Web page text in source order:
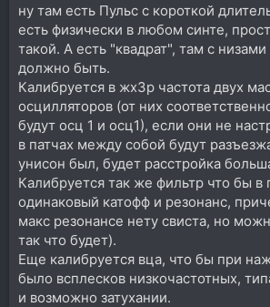
ну там есть Пульс с короткой
есть физически в любом синте,
такой. А есть "квадрат", там с
должно быть.
Калибруется в жх3р частота двух
осцилляторов (от них
будут осц 1 и осц1), если они не
в патчах между собой будут
унисон был, будет расстройка
Калибруется так же фильтр что бы в
одинаковый катофф и резонанс,
макс резонансе нету свиста, но
так что будет).
Еще калибруется вца, что бы при
было всплесков низкочастотных,
и возможно затухании.